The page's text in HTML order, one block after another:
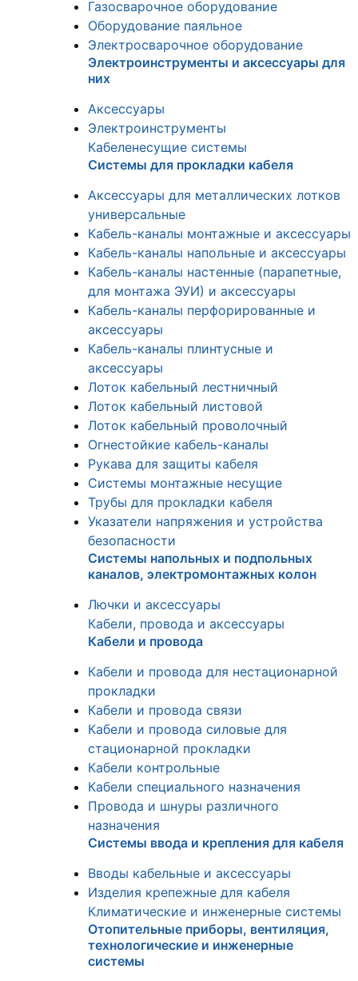
Газосварочное оборудование
Оборудование паяльное
Электросварочное оборудование
Электроинструменты и аксессуары для
них
Аксессуары
Электроинструменты
Кабеленесущие системы
Системы для прокладки кабеля
Аксессуары для металлических лотков
универсальные
Кабель-каналы монтажные и аксессуары
Кабель-каналы напольные и аксессуары
Кабель-каналы настенные (парапетные,
для монтажа ЭУИ) и аксессуары
Кабель-каналы перфорированные и
аксессуары
Кабель-каналы плинтусные и
аксессуары
Лоток кабельный лестничный
Лоток кабельный листовой
Лоток кабельный проволочный
Огнестойкие кабель-каналы
Рукава для защиты кабеля
Системы монтажные несущие
Трубы для прокладки кабеля
Указатели напряжения и устройства
безопасности
Системы напольных и подпольных
каналов, электромонтажных колон
Лючки и аксессуары
Кабели, провода и аксессуары
Кабели и провода
Кабели и провода для нестационарной
прокладки
Кабели и провода связи
Кабели и провода силовые для
стационарной прокладки
Кабели контрольные
Кабели специального назначения
Провода и шнуры различного
назначения
Системы ввода и крепления для кабеля
Вводы кабельные и аксессуары
Изделия крепежные для кабеля
Климатические и инженерные системы
Отопительные приборы, вентиляция,
технологические и инженерные
системы